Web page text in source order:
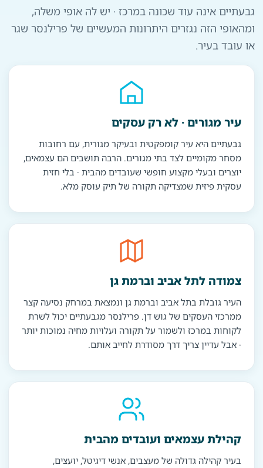
גבעתיים אינה עוד שכונה במרכז · יש לה אופי משלה,
ומהאופי הזה נגזרים היתרונות המעשיים של פרילנסר שגר
או עובד בעיר.
עיר מגורים · לא רק עסקים
גבעתיים היא עיר קומפקטית ובעיקר מגורית, עם רחובות
מסחר מקומיים לצד בתי מגורים. הרבה תושבים הם עצמאים,
יוצרים ובעלי מקצוע חופשי שעובדים מהבית · בלי חזית
עסקית פיזית שמצדיקה תקורה של תיק עוסק מלא.
צמודה לתל אביב וברמת גן
העיר גובלת בתל אביב וברמת גן ונמצאת במרחק נסיעה קצר
ממרכזי העסקים של גוש דן. פרילנסר מגבעתיים יכול לשרת
לקוחות במרכז ולשמור על תקורה ועלויות מחיה נמוכות יותר
· אבל עדיין צריך דרך מסודרת לחייב אותם.
קהילת עצמאים ועובדים מהבית
בעיר קהילה גדולה של מעצבים, אנשי דיגיטל, יועצים,